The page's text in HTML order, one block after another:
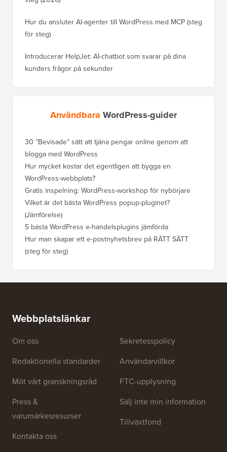
Hur du ansluter AI-agenter till WordPress med MCP (steg
för steg)
Introducerar HelpJet: AI-chatbot som svarar på dina
kunders frågor på sekunder
Användbara WordPress-guider
30 ”Bevisade” sätt att tjäna pengar online genom att
blogga med WordPress
Hur mycket kostar det egentligen att bygga en
WordPress-webbplats?
Gratis inspelning: WordPress-workshop för nybörjare
Vilket är det bästa WordPress popup-pluginet?
(Jämförelse)
5 bästa WordPress e-handelsplugins jämförda
Hur man skapar ett e-postnyhetsbrev på RÄTT SÄTT
(steg för steg)
Webbplatslänkar
Om oss
Redaktionella standarder
Möt vårt granskningsråd
Press &
varumärkesresurser
Kontakta oss
Sekretesspolicy
Användarvillkor
FTC-upplysning
Sälj inte min information
Tillväxtfond